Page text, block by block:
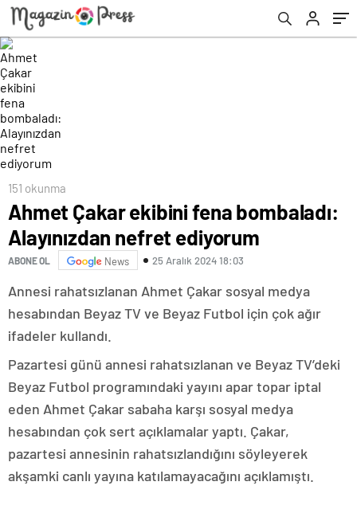
151 okunma
Ahmet Çakar ekibini fena bombaladı:
Alayınızdan nefret ediyorum
ABONE OL News 25 Aralık 2024 18:03
Annesi rahatsızlanan Ahmet Çakar sosyal medya
hesabından Beyaz TV ve Beyaz Futbol için çok ağır
ifadeler kullandı.
Pazartesi günü annesi rahatsızlanan ve Beyaz TV’deki
Beyaz Futbol programındaki yayını apar topar iptal
eden Ahmet Çakar sabaha karşı sosyal medya
hesabından çok sert açıklamalar yaptı. Çakar,
pazartesi annesinin rahatsızlandığını söyleyerek
akşamki canlı yayına katılamayacağını açıklamıştı.